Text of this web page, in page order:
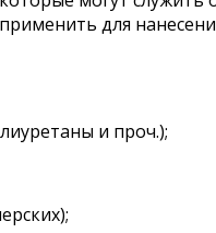
для
и проч.);